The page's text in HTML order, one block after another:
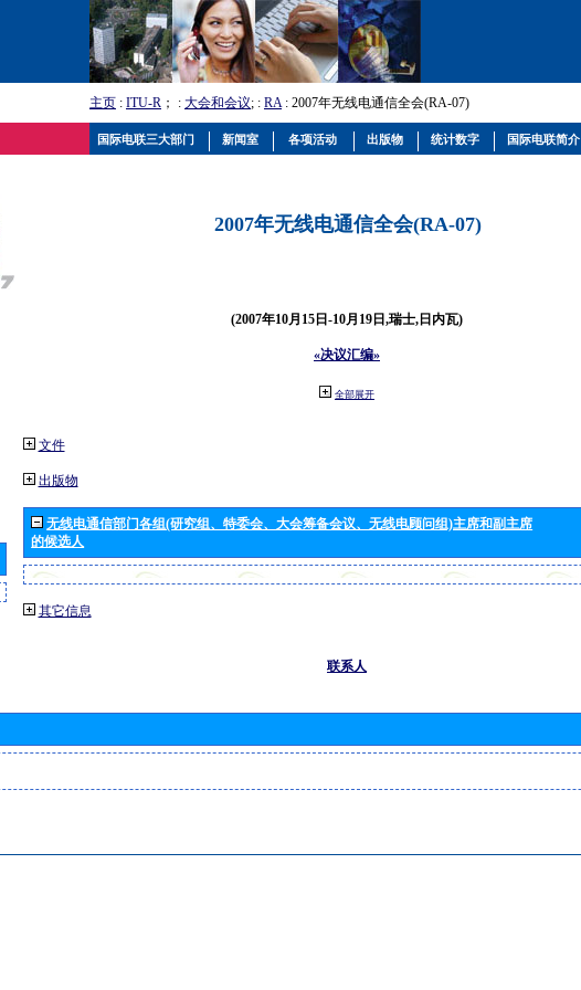
主页 : ITU-R ； : 大会和会议; : RA: 2007年无线电通信全会(RA-07)
2007年无线电通信全会(RA-07)
(2007年10月15日-10月19日,瑞士,日内瓦)
«决议汇编»
全部展开
文件
出版物
无线电通信部门各组(研究组、特委会、大会筹备会议、无线电顾问组)主席和副主席
的候选人
其它信息
联系人
国际电联三大部门 新闻室 各项活动 出版物 统计数字 国际电联简介